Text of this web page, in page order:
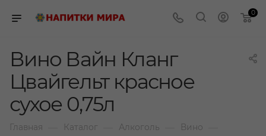
0
Вино Вайн Кланг
Цвайгельт красное
сухое 0,75л
Главная Каталог Алкоголь Вино